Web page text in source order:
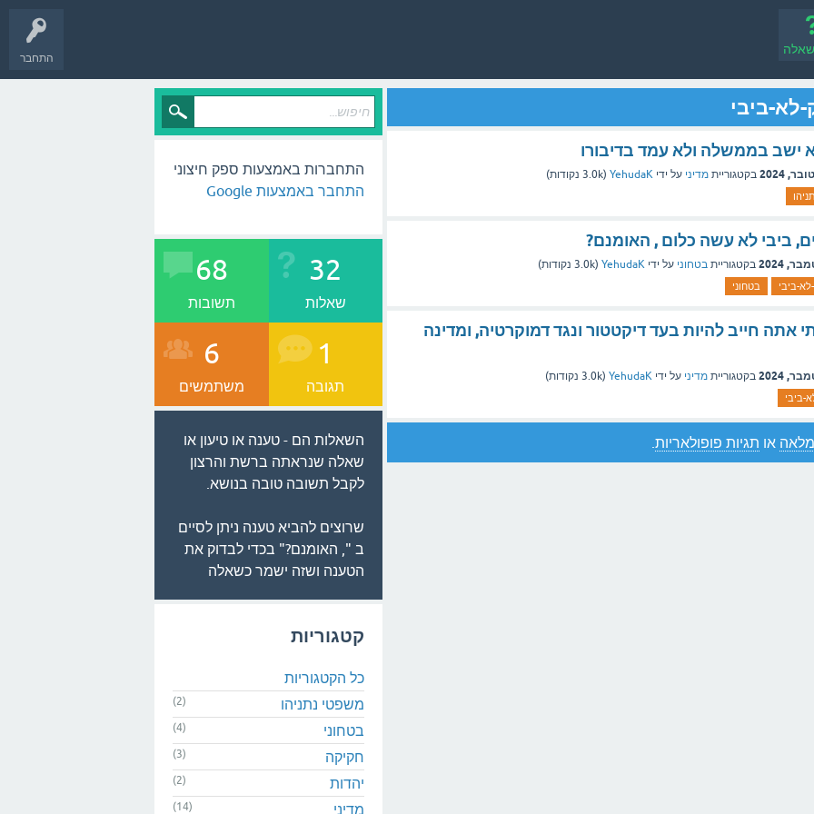
התחבר
לא-ביבי
ישב בממשלה ולא עמד בדיבורו
בקטגוריית מדיני על ידי YehudaK
(
3.0k נקודות)
ביבי לא עשה כלום , האומנם?
בקטגוריית בטחוני על ידי YehudaK
(
3.0k נקודות)
לא-ביבי בטחוני
אתה חייב להיות בעד דיקטטור ונגד דמוקרטיה, ומדינה
בקטגוריית מדיני על ידי YehudaK
(
3.0k נקודות)
ביבי
או תגיות פופולאריות
התחברות באמצעות ספק חיצוני
התחבר באמצעות Google
32
שאלות
68
תשובות
1
תגובה
6
משתמשים
השאלות הם - טענה או טיעון או
שאלה שנראתה ברשת והרצון
לקבל תשובה טובה בנושא.
שרוצים להביא טענה ניתן לסיים
ב ", האומנם?" בכדי לבדוק את
הטענה ושזה ישמר כשאלה
קטגוריות
כל הקטגוריות
משפטי נתניהו
(2)
בטחוני (4)
חקיקה (3)
יהדות (2)
מדיני (14)